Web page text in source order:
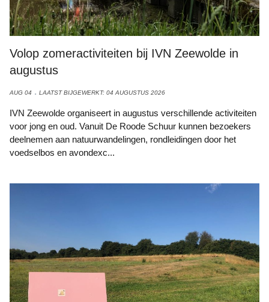
Volop zomeractiviteiten bij IVN Zeewolde in
augustus
AUG 04 LAATST BIJGEWERKT: 04 AUGUSTUS 2026
IVN Zeewolde organiseert in augustus verschillende activiteiten
voor jong en oud. Vanuit De Roode Schuur kunnen bezoekers
deelnemen aan natuurwandelingen, rondleidingen door het
voedselbos en avondexc...